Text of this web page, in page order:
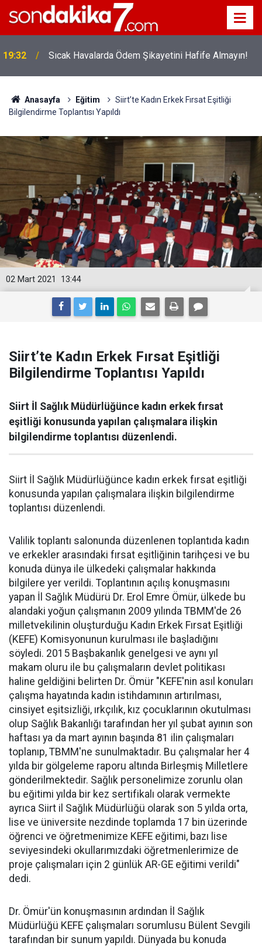
19:32 Sıcak Havalarda Ödem Şikayetini Hafife Almayın!
Anasayfa Eğitim
Siirt’te Kadın Erkek Fırsat Eşitliği
Bilgilendirme Toplantısı Yapıldı
13:44
02 Mart 2021
Siirt’te Kadın Erkek Fırsat Eşitliği
Bilgilendirme Toplantısı Yapıldı
Siirt İl Sağlık Müdürlüğünce kadın erkek fırsat
eşitliği konusunda yapılan çalışmalara ilişkin
bilgilendirme toplantısı düzenlendi.
Siirt İl Sağlık Müdürlüğünce kadın erkek fırsat eşitliği
konusunda yapılan çalışmalara ilişkin bilgilendirme
toplantısı düzenlendi.
Valilik toplantı salonunda düzenlenen toplantıda kadın
ve erkekler arasındaki fırsat eşitliğinin tarihçesi ve bu
konuda dünya ile ülkedeki çalışmalar hakkında
bilgilere yer verildi. Toplantının açılış konuşmasını
yapan İl Sağlık Müdürü Dr. Erol Emre Ömür, ülkede bu
alandaki yoğun çalışmanın 2009 yılında TBMM'de 26
milletvekilinin oluşturduğu Kadın Erkek Fırsat Eşitliği
(KEFE) Komisyonunun kurulması ile başladığını
söyledi. 2015 Başbakanlık genelgesi ve aynı yıl
makam oluru ile bu çalışmaların devlet politikası
haline geldiğini belirten Dr. Ömür "KEFE'nin asıl konuları
çalışma hayatında kadın istihdamının artırılması,
cinsiyet eşitsizliği, ırkçılık, kız çocuklarının okutulması
olup Sağlık Bakanlığı tarafından her yıl şubat ayının son
haftası ya da mart ayının başında 81 ilin çalışmaları
toplanıp, TBMM'ne sunulmaktadır. Bu çalışmalar her 4
yılda bir gölgeleme raporu altında Birleşmiş Milletlere
gönderilmektedir. Sağlık personelimize zorunlu olan
bu eğitimi yılda bir kez sertifikalı olarak vermekte
ayrıca Siirt il Sağlık Müdürlüğü olarak son 5 yılda orta,
lise ve üniversite nezdinde toplamda 17 bin üzerinde
öğrenci ve öğretmenimize KEFE eğitimi, bazı lise
seviyesindeki okullarımızdaki öğretmenlerimize de
proje çalışmaları için 2 günlük AR-GE eğitimi verildi"
dedi.
Dr. Ömür'ün konuşmasının ardından İl Sağlık
Müdürlüğü KEFE çalışmaları sorumlusu Bülent Sevgili
tarafından bir sunum yapıldı. Dünyada bu konuda